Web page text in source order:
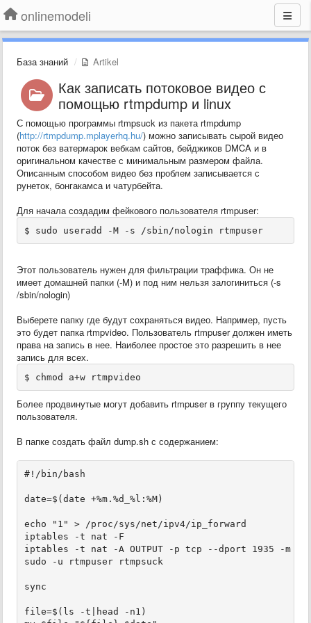
onlinemodeli
База знаний Artikel
Как записать потоковое видео с
помощью rtmpdump и linux
С помощью программы rtmpsuck из пакета rtmpdump
(http://rtmpdump.mplayerhq.hu/) можно записывать сырой видео
поток без ватермарок вебкам сайтов, бейджиков DMCA и в
оригинальном качестве с минимальным размером файла.
Описанным способом видео без проблем записывается с
рунеток, бонгакамса и чатурбейта.
Для начала создадим фейкового пользователя rtmpuser:
$ sudo useradd -M -s /sbin/nologin rtmpuser
Этот пользователь нужен для фильтрации траффика. Он не
имеет домашней папки (-M) и под ним нельзя залогиниться (-s
/sbin/nologin)
Выберете папку где будут сохраняться видео. Например, пусть
это будет папка rtmpvideo. Пользователь rtmpuser должен иметь
права на запись в нее. Наиболее простое это разрешить в нее
запись для всех.
Более продвинутые могут добавить rtmpuserв группу текущего
пользователя.
В папке создать файл dump.sh с содержанием:
#!/bin/bash
date=$(date +%m.%d_%l:%M)
echo "1" > /proc/sys/net/ipv4/ip_forward
iptables -t nat -F
iptables -t nat -A OUTPUT -p tcp --dport 1935 -m
sudo -u rtmpuser rtmpsuck
sync
file=$(ls -t|head -n1)